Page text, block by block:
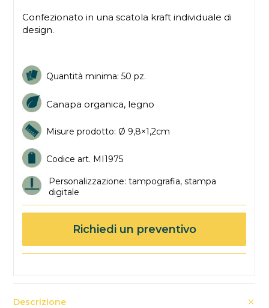
Confezionato in una scatola kraft individuale di
design.
Quantità minima: 50 pz.
Canapa organica, legno
Misure prodotto: Ø 9,8×1,2cm
Codice art. MI1975
Personalizzazione: tampografia, stampa
digitale
Richiedi un preventivo
Descrizione